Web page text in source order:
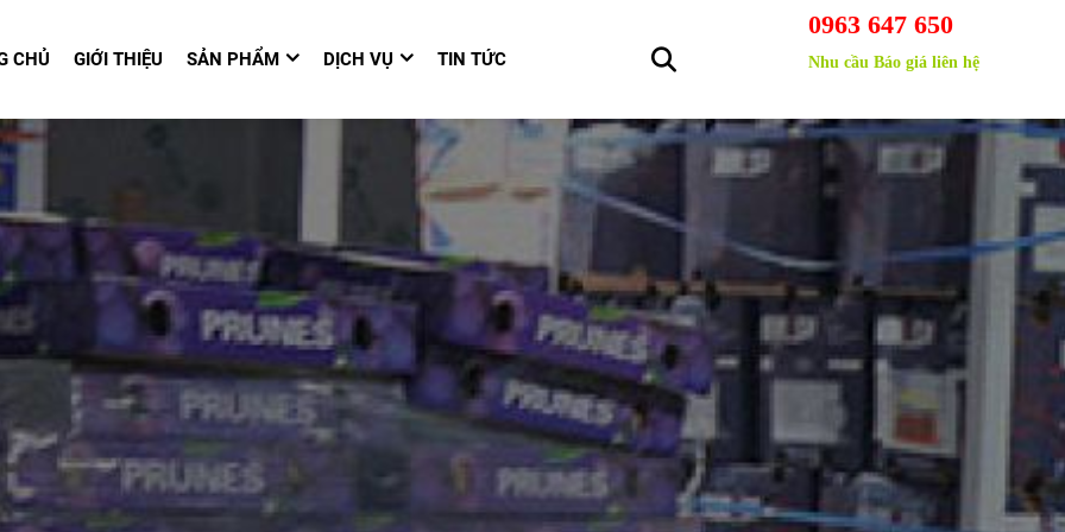
CHỦ GIỚI THIỆU SẢN PHẨM DỊCH VỤ TIN TỨC
0963 647 650
Nhu cầu Báo giá liên hệ